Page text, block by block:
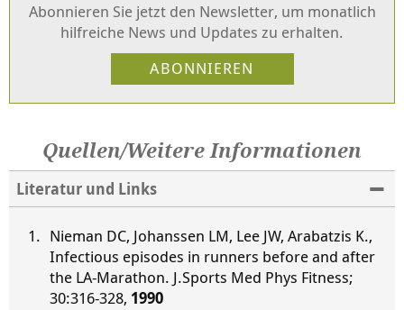
Abonnieren Sie jetzt den Newsletter, um monatlich
hilfreiche News und Updates zu erhalten.
Quellen/Weitere Informationen
Literatur und Links
Nieman DC, Johanssen LM, Lee JW, Arabatzis K.,
Infectious episodes in runners before and after
the LA-Marathon. J.Sports Med Phys Fitness;
30:316-328, 1990